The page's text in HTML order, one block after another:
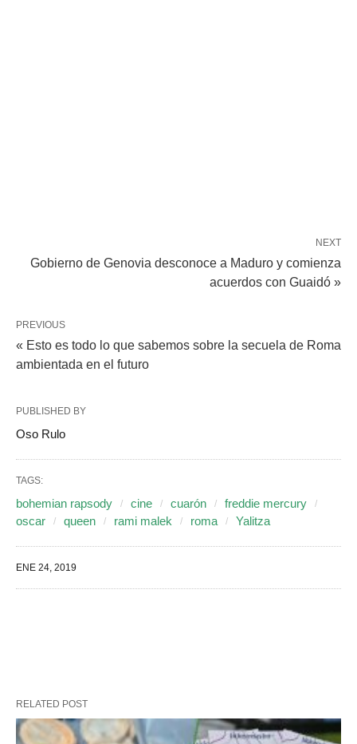
NEXT
Gobierno de Genovia desconoce a Maduro y comienza
acuerdos con Guaidó »
PREVIOUS
« Esto es todo lo que sabemos sobre la secuela de Roma
ambientada en el futuro
PUBLISHED BY
Oso Rulo
TAGS:
bohemian rapsody cine cuarón
freddie mercury
oscar
queen rami malek roma Yalitza
ENE 24, 2019
RELATED POST